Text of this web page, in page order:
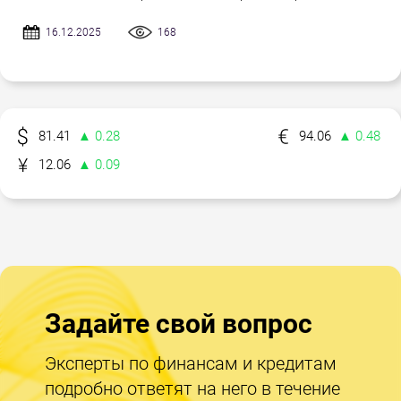
16.12.2025 168
81.41 ▲ 0.28 94.06
▲ 0.48
12.06
▲ 0.09
Задайте свой вопрос
Эксперты по финансам и кредитам
подробно ответят на него в течение